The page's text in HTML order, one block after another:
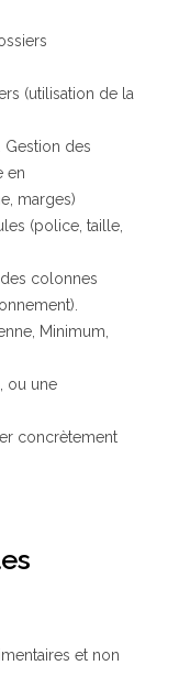
(utilisation de la
Gestion des
en
marges)
(police, taille,
colonnes
Minimum,
ou une
concrètement
et non